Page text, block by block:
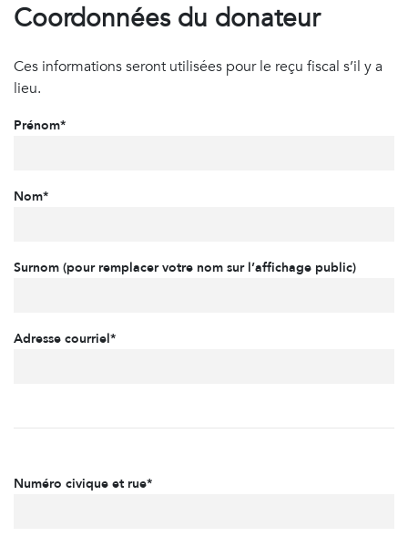
Coordonnées du donateur
Ces informations seront utilisées pour le reçu fiscal s’il y a
lieu.
Prénom*
Nom*
Surnom (pour remplacer votre nom sur l’affichage public)
Adresse courriel*
Numéro civique et rue*